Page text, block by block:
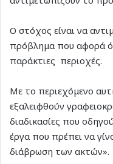
Ο στόχος είναι να
πρόβλημα που αφορά
παράκτιες περιοχές.
Με το περιεχόμενο
εξαλειφθούν
διαδικασίες που
έργα που πρέπει να
διάβρωση των ακτών».